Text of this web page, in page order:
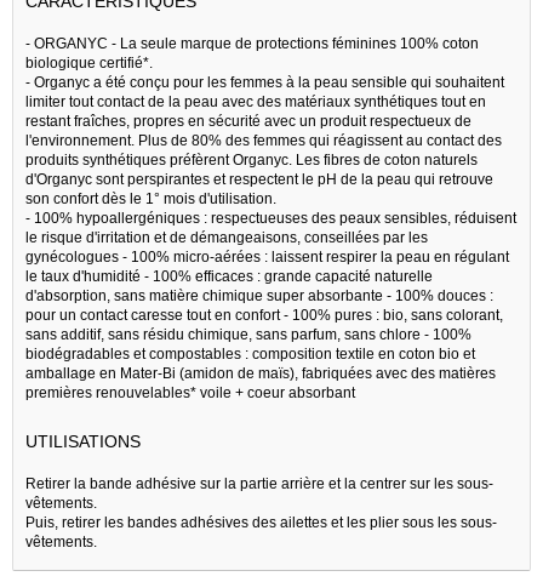
- ORGANYC - La seule marque de protections féminines 100% coton
biologique certifié*.
- Organyc a été conçu pour les femmes à la peau sensible qui souhaitent
limiter tout contact de la peau avec des matériaux synthétiques tout en
restant fraîches, propres en sécurité avec un produit respectueux de
l'environnement. Plus de 80% des femmes qui réagissent au contact des
produits synthétiques préfèrent Organyc. Les fibres de coton naturels
d'Organyc sont perspirantes et respectent le pH de la peau qui retrouve
son confort dès le 1° mois d'utilisation.
- 100% hypoallergéniques : respectueuses des peaux sensibles, réduisent
le risque d'irritation et de démangeaisons, conseillées par les
gynécologues - 100% micro-aérées : laissent respirer la peau en régulant
le taux d'humidité - 100% efficaces : grande capacité naturelle
d'absorption, sans matière chimique super absorbante - 100% douces :
pour un contact caresse tout en confort - 100% pures : bio, sans colorant,
sans additif, sans résidu chimique, sans parfum, sans chlore - 100%
biodégradables et compostables : composition textile en coton bio et
amballage en Mater-Bi (amidon de maïs), fabriquées avec des matières
premières renouvelables* voile + coeur absorbant
UTILISATIONS
Retirer la bande adhésive sur la partie arrière et la centrer sur les sous-
vêtements.
Puis, retirer les bandes adhésives des ailettes et les plier sous les sous-
vêtements.